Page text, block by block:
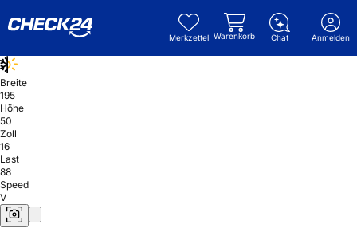
Merkzettel Warenkorb Chat Anmelden
Breite
195
Höhe
50
Zoll
16
Last
88
Speed
V